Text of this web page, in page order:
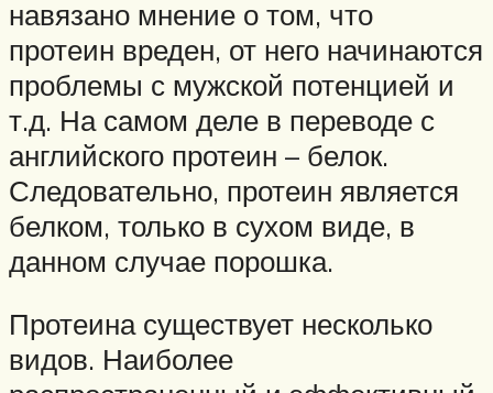
навязано мнение о том, что
протеин вреден, от него начинаются
проблемы с мужской потенцией и
т.д. На самом деле в переводе с
английского протеин – белок.
Следовательно, протеин является
белком, только в сухом виде, в
данном случае порошка.
Протеина существует несколько
видов. Наиболее